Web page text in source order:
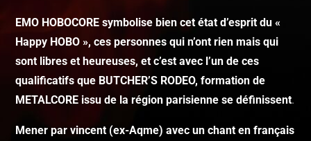
EMO HOBOCORE symbolise bien cet état d’esprit du «
Happy HOBO », ces personnes qui n’ont rien mais qui
sont libres et heureuses, et c’est avec l’un de ces
qualificatifs que BUTCHER’S RODEO, formation de
METALCORE issu de la région parisienne se définissent.
Mener par vincent (ex-Aqme) avec un chant en français